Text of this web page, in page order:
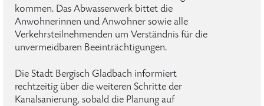
kommen. Das Abwasserwerk bittet die
Anwohnerinnen und Anwohner sowie alle
Verkehrsteilnehmenden um Verständnis für die
unvermeidbaren Beeinträchtigungen.
Die Stadt Bergisch Gladbach informiert
rechtzeitig über die weiteren Schritte der
Kanalsanierung, sobald die Planung auf